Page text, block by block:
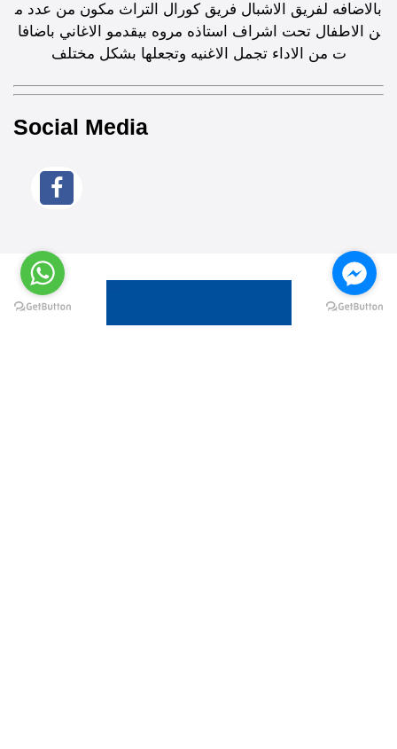
بالاضافه لفريق الاشبال فريق كورال التراث مكون من عدد م
ن الاطفال تحت اشراف استاذه مروه بيقدمو الاغاني باضافا
ت من الاداء تجمل الاغنيه وتجعلها بشكل مختلف
Social Media